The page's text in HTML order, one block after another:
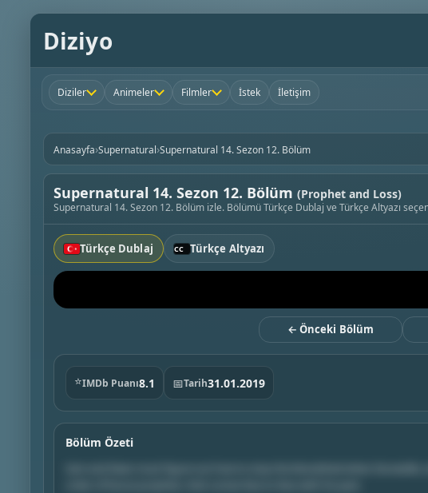
Diziyo
Diziler Animeler Filmler İstek İletişim
Anasayfa›Supernatural›Supernatural 14. Sezon 12. Bölüm
Supernatural 14. Sezon 12. Bölüm (Prophet and Loss)
Supernatural 14. Sezon 12. Bölüm izle. Bölümü Türkçe Dublaj ve Türkçe Altyazı
Türkçe Dublaj Türkçe Altyazı
← Önceki Bölüm
⭐IMDb Puanı8.1 📅Tarih31.01.2019
Bölüm Özeti